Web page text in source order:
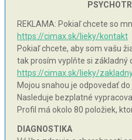
REKLAMA: Pokiaľ chcete so
https://cimax.sk/lieky/kontakt
Pokiaľ chcete, aby som vašu
tak prosím vyplňte si základný
https://cimax.sk/lieky/
Mojou snahou je odpovedať
Nasleduje bezplatné
Profil má okolo 80 položiek,
DIAGNOSTIKA